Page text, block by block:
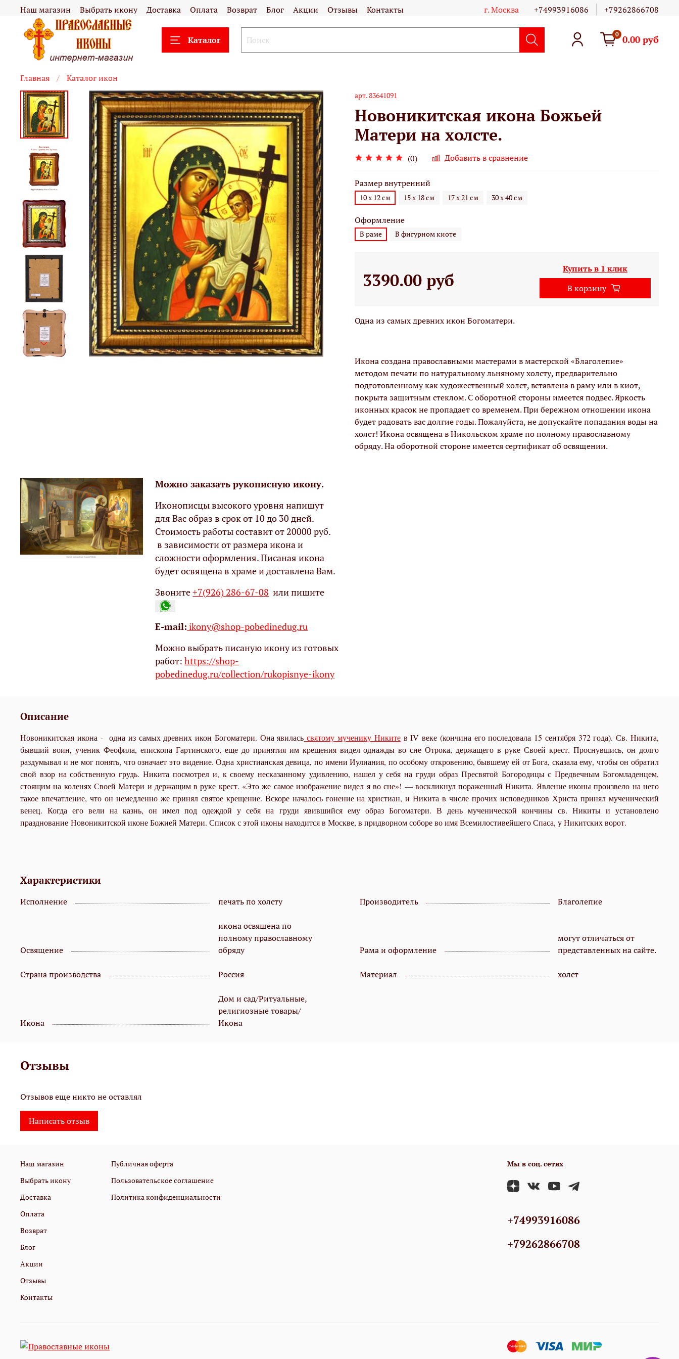
Наш магазин Выбрать икону Доставка Оплата Возврат Блог Акции Отзывы Контакты г. Москва +74993916086 +79262866708
Каталог
0 0.00 руб
Главная Каталог икон
арт.83641091
Новоникитская икона Божьей
Матери на холсте.
(0) Добавить в сравнение
Размер внутренний
10 х 12 см 15 х 18 см 17 х 21 см 30 х 40 см
Оформление
В раме В фигурном киоте
3390.00 руб
Купить в 1 клик
В корзину
Одна из самых древних икон Богоматери.
Икона создана православными мастерами в мастерской «Благолепие»
методом печати по натуральному льняному холсту, предварительно
подготовленному как художественный холст, вставлена в раму или в киот,
покрыта защитным стеклом. С оборотной стороны имеется подвес. Яркость
иконных красок не пропадает со временем. При бережном отношении икона
будет радовать вас долгие годы. Пожалуйста, не допускайте попадания воды на
холст! Икона освящена в Никольском храме по полному православному
обряду. На оборотной стороне имеется сертификат об освящении.
Можно заказать рукописную икону.
Иконописцы высокого уровня напишут
для Вас образ в срок от 10 до 30 дней.
Стоимость работы составит от 20000 руб.
в зависимости от размера икона и
сложности оформления. Писаная икона
будет освящена в храме и доставлена Вам.
Звоните+7(926) 286-67-08 или пишите
Е-mail: ikony@shop-pobedinedug.ru
Можно выбрать писаную икону из готовых
работ:https://shop-
pobedinedug.ru/collection/rukopisnye-ikony
Описание
Новоникитская икона - одна из самых древних икон Богоматери. Она явилась святому мученику Никитев IV веке (кончина его последовала 15 сентября 372 года). Св. Никита,
бывший воин, ученик Феофила, епископа Гартинского, еще до принятия им крещения видел однажды во сне Отрока, держащего в руке Своей крест. Проснувшись, он долго
раздумывал и не мог понять, что означает это видение. Одна христианская девица, по имени Иулиания, по особому откровению, бывшему ей от Бога, сказала ему, чтобы он обратил
свой взор на собственную грудь. Никита посмотрел и, к своему несказанному удивлению, нашел у себя на груди образ Пресвятой Богородицы с Предвечным Богомладенцем,
стоящим на коленях Своей Матери и держащим в руке крест. «Это же самое изображение видел я во сне»! — воскликнул пораженный Никита. Явление иконы произвело на него
такое впечатление, что он немедленно же принял святое крещение. Вскоре началось гонение на христиан, и Никита в числе прочих исповедников Христа принял мученический
венец. Когда его вели на казнь, он имел под одеждой у себя на груди явившийся ему образ Богоматери. В день мученической кончины св. Никиты и установлено
празднование Новоникитской иконе Божией Матери. Список с этой иконы находится в Москве, в придворном соборе во имя Всемилостивейшего Спаса, у Никитских ворот.
Характеристики
Исполнение печать по холсту Производитель Благолепие
Освящение
икона освящена по
полному православному
обряду
Рама и оформление
могут отличаться от
представленных на сайте.
Страна производства Россия Материал холст
Икона
Дом и сад/Ритуальные,
религиозные товары/
Икона
Отзывы
Отзывов еще никто не оставлял
Написать отзыв
Наш магазин
Выбрать икону
Доставка
Оплата
Возврат
Блог
Акции
Отзывы
Контакты
Публичная оферта
Пользовательское соглашение
Политика конфиденциальности
Мы в соц. сетях
+74993916086
+79262866708